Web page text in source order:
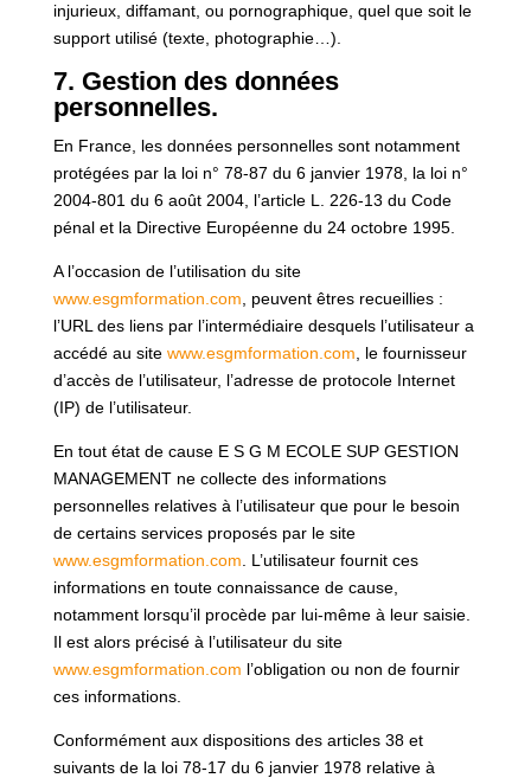
injurieux, diffamant, ou pornographique, quel que soit le
support utilisé (texte, photographie…).
7. Gestion des données
personnelles.
En France, les données personnelles sont notamment
protégées par la loi n° 78-87 du 6 janvier 1978, la loi n°
2004-801 du 6 août 2004, l’article L. 226-13 du Code
pénal et la Directive Européenne du 24 octobre 1995.
A l’occasion de l’utilisation du site
www.esgmformation.com , peuvent êtres recueillies :
l’URL des liens par l’intermédiaire desquels l’utilisateur a
accédé au site www.esgmformation.com , le fournisseur
d’accès de l’utilisateur, l’adresse de protocole Internet
(IP) de l’utilisateur.
En tout état de cause E S G M ECOLE SUP GESTION
MANAGEMENT ne collecte des informations
personnelles relatives à l’utilisateur que pour le besoin
de certains services proposés par le site
www.esgmformation.com . L’utilisateur fournit ces
informations en toute connaissance de cause,
notamment lorsqu’il procède par lui-même à leur saisie.
Il est alors précisé à l’utilisateur du site
www.esgmformation.com l’obligation ou non de fournir
ces informations.
Conformément aux dispositions des articles 38 et
suivants de la loi 78-17 du 6 janvier 1978 relative à